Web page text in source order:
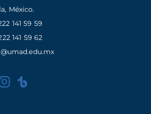
México.
141 59 59
141 59 62